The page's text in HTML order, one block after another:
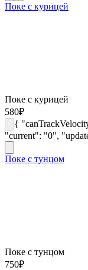
Поке с курицей
Поке с курицей
580₽
{
"current": "0",
Поке с тунцом
Поке с тунцом
750₽